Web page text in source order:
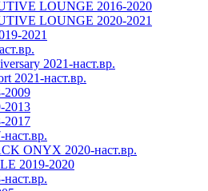
LOUNGE 2016-2020
LOUNGE 2020-2021
2021
2021-наст.вр.
2021-наст.вр.
2009
2013
2017
наст.вр.
ONYX 2020-наст.вр.
2019-2020
наст.вр.